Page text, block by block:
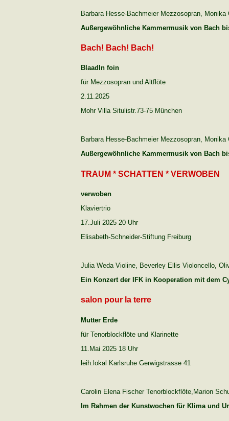
Barbara Hesse-Bachmeier Mezzosopran,
Außergewöhnliche Kammermusik von Bach
Bach! Bach! Bach!
Blaadln foin
für Mezzosopran und Altflöte
2.11.2025
Mohr Villa Situlistr.73-75 München
Barbara Hesse-Bachmeier Mezzosopran,
Außergewöhnliche Kammermusik von Bach
TRAUM * SCHATTEN * VERWOBEN
verwoben
Klaviertrio
17.Juli 2025 20 Uhr
Elisabeth-Schneider-Stiftung Freiburg
Julia Weda Violine, Beverley Ellis Violoncello,
Ein Konzert der IFK in Kooperation mit dem
salon pour la terre
Mutter Erde
für Tenorblockflöte und Klarinette
11.Mai 2025 18 Uhr
leih.lokal Karlsruhe Gerwigstrasse 41
Carolin Elena Fischer Tenorblockflöte,Marion
Im Rahmen der Kunstwochen für Klima und